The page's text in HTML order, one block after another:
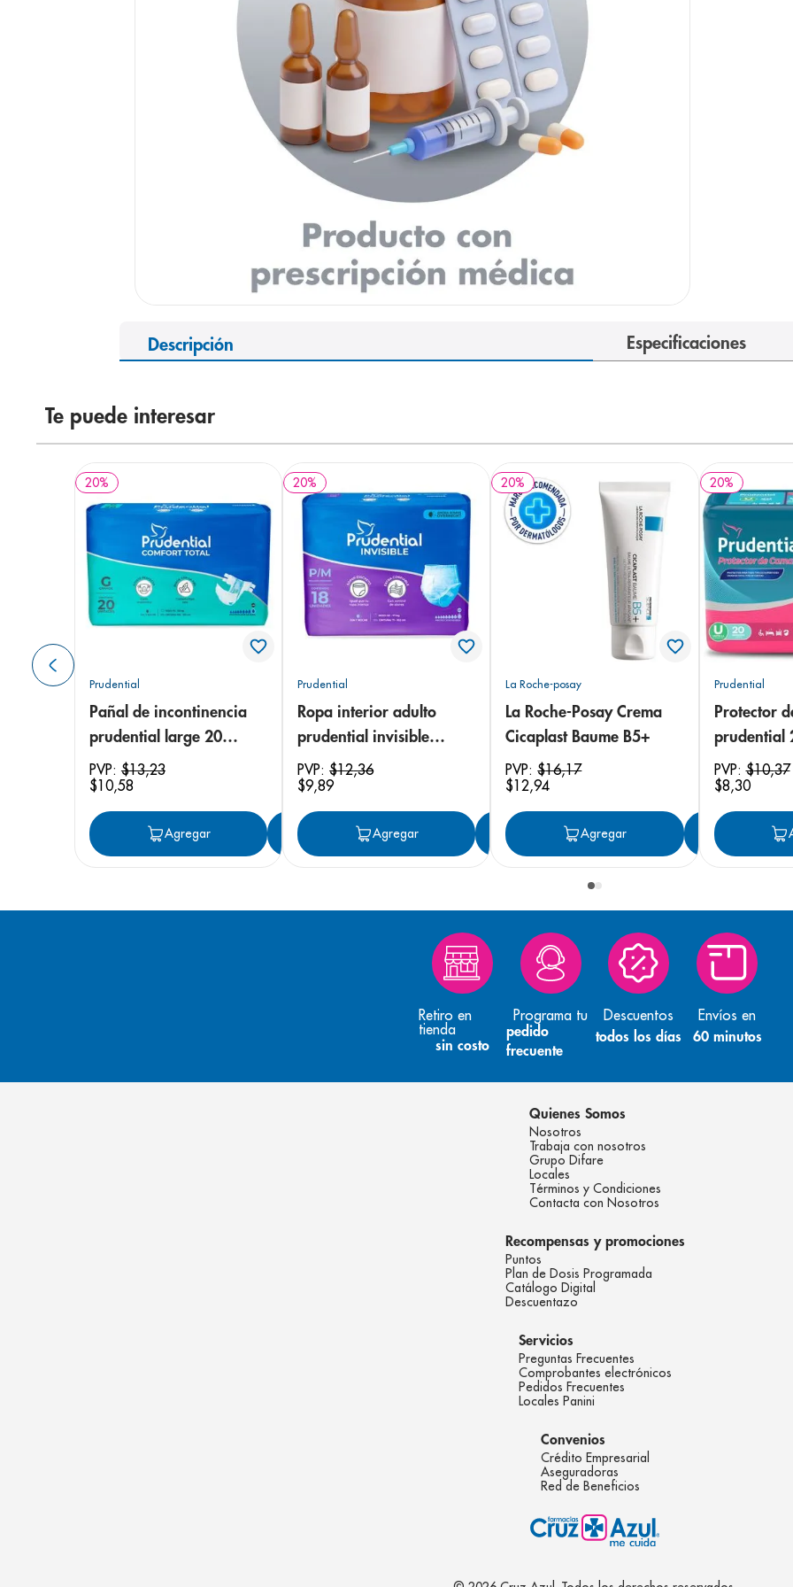
Descripción Especificaciones
Te puede interesar
20%
Prudential
Pañal de incontinencia
prudential large 20
unidades
PVP: $13,23
$10,58
Agregar Agregar
20%
Prudential
Ropa interior adulto
prudential invisible
small/medium 18
unidades
PVP:$12,36
$9,89
Agregar Agregar
20%
La Roche-posay
La Roche-Posay Crema
Cicaplast Baume B5+
PVP:$16,17
$12,94
Agregar
20%
Prudential
Protector
prudential
PVP:$10,37
$8,30
Retiro en
tienda
sin costo
Programa tu
pedido
frecuente
Descuentos
todos los días
Envíos en
60 minutos
Quienes Somos
Nosotros
Trabaja con nosotros
Grupo Difare
Locales
Términos y Condiciones
Contacta con Nosotros
Recompensas y promociones
Puntos
Plan de Dosis Programada
Catálogo Digital
Descuentazo
Servicios
Preguntas Frecuentes
Comprobantes electrónicos
Pedidos Frecuentes
Locales Panini
Convenios
Crédito Empresarial
Aseguradoras
Red de Beneficios
pediasure
desodorante